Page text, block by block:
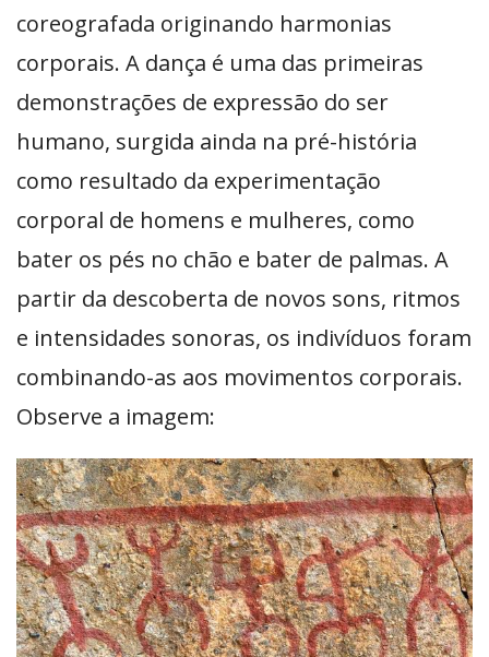
coreografada originando harmonias
corporais. A dança é uma das primeiras
demonstrações de expressão do ser
humano, surgida ainda na pré-história
como resultado da experimentação
corporal de homens e mulheres, como
bater os pés no chão e bater de palmas. A
partir da descoberta de novos sons, ritmos
e intensidades sonoras, os indivíduos foram
combinando-as aos movimentos corporais.
Observe a imagem: